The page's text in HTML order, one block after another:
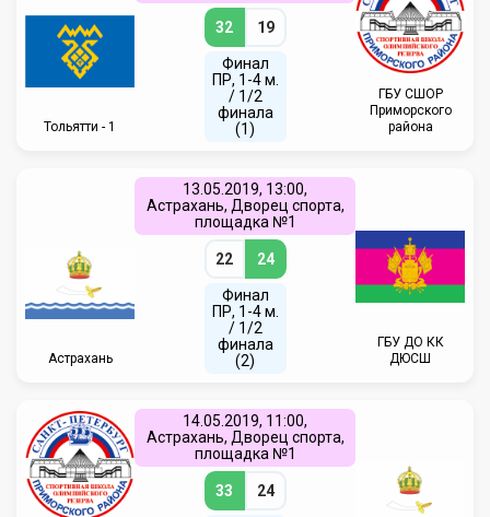
Тольятти - 1
32 19
Финал
ПР, 1-4 м.
/ 1/2
финала
(1)
ГБУ СШОР
Приморского
района
Астрахань
13.05.2019, 13:00,
Астрахань, Дворец спорта,
площадка №1
22 24
Финал
ПР, 1-4 м.
/ 1/2
финала
(2)
ГБУ ДО КК
ДЮСШ
14.05.2019, 11:00,
Астрахань, Дворец спорта,
площадка №1
33 24